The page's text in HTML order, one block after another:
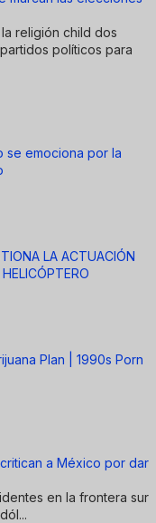
religión child dos
políticos para
se emociona por la
LA ACTUACIÓN
Plan | 1990s Porn
a México por dar
en la frontera sur